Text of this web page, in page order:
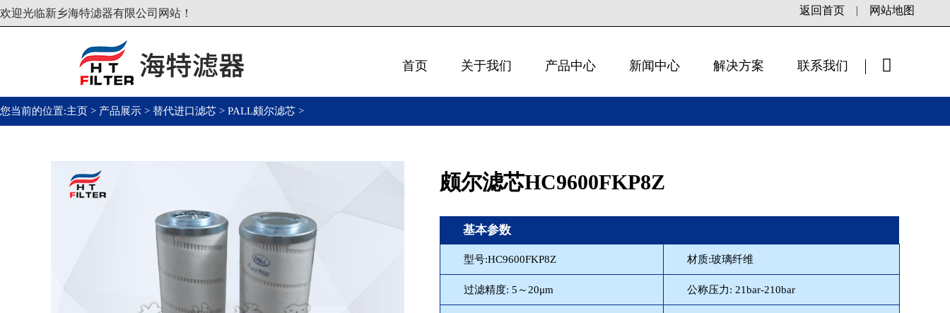
欢迎光临新乡海特滤器有限公司网站！ 返回首页 | 网站地图
首页 关于我们 产品中心 新闻中心 解决方案 联系我们
您当前的位置:主页 > 产品展示 > 替代进口滤芯 > PALL颇尔滤芯 >
颇尔滤芯HC9600FKP8Z
基本参数
型号:HC9600FKP8Z 材质:玻璃纤维
过滤精度: 5～20μm 公称压力: 21bar-210bar